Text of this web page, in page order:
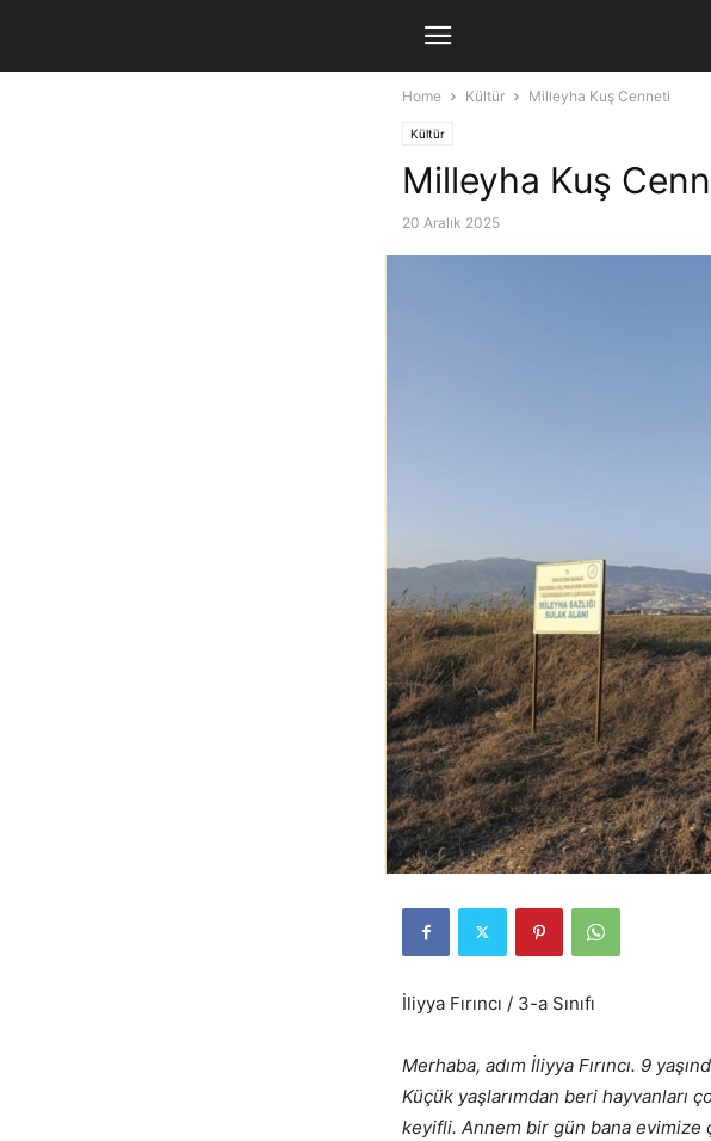
Home Kültür Milleyha Kuş Cenneti
Kültür
Milleyha Kuş
20 Aralık 2025
İliyya Fırıncı / 3-a Sınıfı
Merhaba, adım İliyya Fırıncı. 9
Küçük yaşlarımdan beri hayvanları
keyifli. Annem bir gün bana evimize